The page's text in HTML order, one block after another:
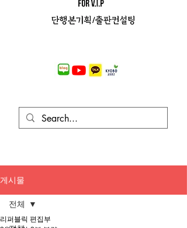
게시물
전체
리퍼블릭 편집부